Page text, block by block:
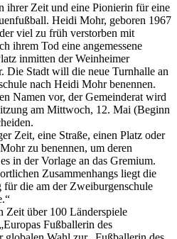
ihrer Zeit und eine Pionierin für eine
Heidi Mohr, geboren 1967
viel zu früh verstorben mit
ihrem Tod eine angemessene
inmitten der Weinheimer
Die Stadt will die neue Turnhalle an
nach Heidi Mohr benennen.
Namen vor, der Gemeinderat wird
am Mittwoch, 12. Mai (Beginn
Zeit, eine Straße, einen Platz oder
zu benennen, um deren
in der Vorlage an das Gremium.
Zusammenhangs liegt die
für die am der Zweiburgenschule
über 100 Länderspiele
Fußballerin des